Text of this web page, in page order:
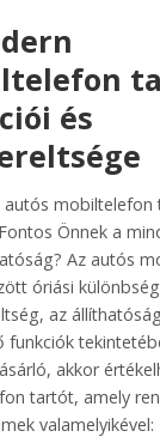
és
autós mobiltelefon
Önnek a
Az autós
óriási
az
funkciók
akkor
tartót, amely
valamelyikével: